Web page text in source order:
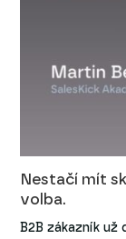
Nestačí mít
volba.
B2B zákazník